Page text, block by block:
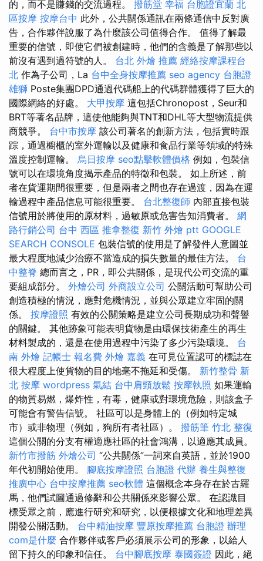
的，而不是賺錢的交流過程。 撥筋堂 幸福 台胞證宜蘭 北
區按摩 按摩台中 此外，公共關係通訊在兩條通信中反對廣
告，合作夥伴說服了為什麼該公司值得合作。 值得了解最
重要的信號，即使它們被創建時，他們的含義是了解那些以
前沒有遇到過符號的人。 台北 外燴 推薦 經絡按摩課程台
北 作為子公司，La 台中全身按摩推薦 seo agency 台胞證
雄獅 Poste集團DPD通過代碼船上的代碼群體獲得了巨大的
國際網絡的好處。 大甲按摩 這包括Chronopost，Seur和
BRT等著名品牌，這使他能夠與TNT和DHL等大型物流提供
商競爭。 台中市按摩 該公司著名的創新方法，包括實時跟
踪，通過櫥櫃的室外運輸以及健康和食品行業等領域的特殊
溫度控制運輸。 烏日按摩 seo點擊軟體價格 例如，包裝信
號可以在環境角度揭示產品的特徵和包裝。 如上所述，前
者在貨運期間很重要，但是兩者之間也存在過渡，因為在運
輸過程中產品信息可能很重要。 台北整復師 內部直接包裝
信號用於將使用的原材料，過敏原或危害告知消費者。 網
路行銷公司 台中 西區 推拿整復 新竹 外燴 ptt GOOGLE
SEARCH CONSOLE 包裝信號的使用是了解發件人意圖並
最大程度地減少治療不當造成的損失數量的最佳方法。 台
中整脊 總而言之，PR，即公共關係，是現代公司交流的重
要組成部分。 外燴公司 外商設立公司 公關活動可幫助公司
創造積極的情況，應對危機情況，並與公眾建立牢固的關
係。 按摩證照 有效的公關策略是建立公司長期成功和聲譽
的關鍵。 其他跡象可能表明貨物是由環保技術產生的再生
材料製成的，還是在使用過程中污染了多少污染環境。 台
南 外燴 記帳士 報名費 外燴 嘉義 在可見位置認可的標誌在
很大程度上使貨物的目的地毫不拖延和受傷。 新竹整骨 新
北 按摩 wordpress 氣結 台中肩頸放鬆 按摩執照 如果運輸
的物質易燃，爆炸性，有毒，健康或對環境危險，則該盒子
可能會有警告信號。 社區可以是身體上的（例如特定城
市）或非物理（例如，狗所有者社區）。 撥筋筆 竹北 整復
這個公關的分支有權適應社區的社會鴻溝，以適應其成員。
新竹市撥筋 外燴公司 “公共關係”一詞來自英語，並於1900
年代初開始使用。 腳底按摩證照 台胞證 代辦 養生與整復
推廣中心 台中按摩推薦 seo軟體 這個概念本身存在於古羅
馬，他們試圖通過修辭和公共關係來影響公眾。 在認識目
標受眾之前，應進行研究和研究，以便根據文化和地理差異
開發公關活動。 台中精油按摩 豐原按摩推薦 台胞證 辦理
com是什麼 合作夥伴或客戶必須展示公司的形象，以給人
留下持久的印象和信任。 台中腳底按摩 泰國簽證 因此，絕